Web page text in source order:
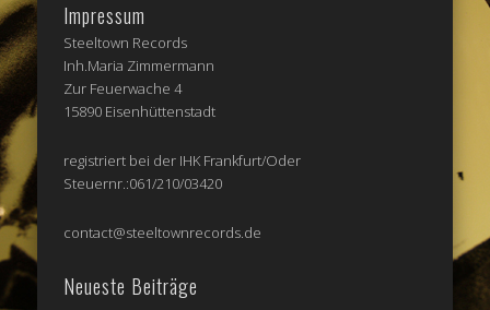
Impressum
Steeltown Records
Inh.Maria Zimmermann
Zur Feuerwache 4
15890 Eisenhüttenstadt
registriert bei der IHK Frankfurt/Oder
Steuernr.:061/210/03420
contact@steeltownrecords.de
Neueste Beiträge